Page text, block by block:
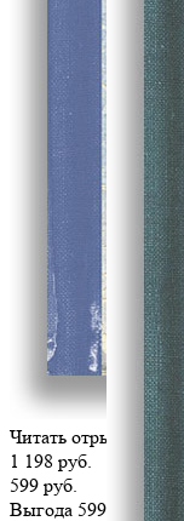
Читать отрывок
1 198 руб.
599 руб.
Выгода 599 руб.